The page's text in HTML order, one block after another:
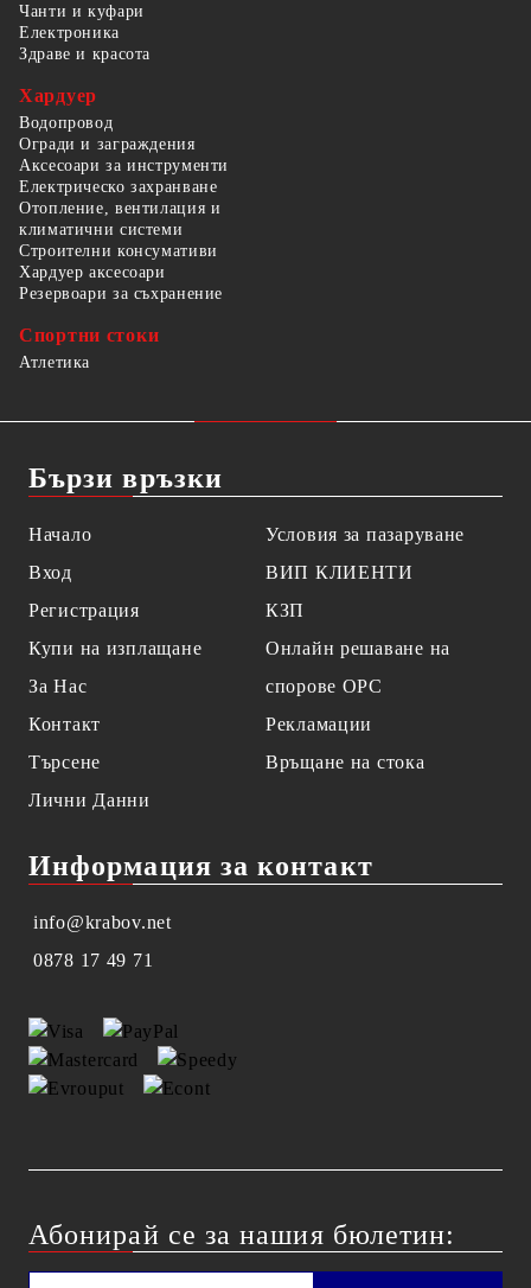
Чанти и куфари
Електроника
Здраве и красота
Хардуер
Водопровод
Огради и заграждения
Аксесоари за инструменти
Електрическо захранване
Отопление, вентилация и
климатични системи
Строителни консумативи
Хардуер аксесоари
Резервоари за съхранение
Спортни стоки
Атлетика
Бързи връзки
Начало
Вход
Регистрация
Купи на изплащане
За Нас
Контакт
Търсене
Лични Данни
Условия за пазаруване
ВИП КЛИЕНТИ
КЗП
Онлайн решаване на
спорове OPC
Рекламации
Връщане на стока
Информация за контакт
info@krabov.net
0878 17 49 71
Абонирай се за нашия бюлетин: